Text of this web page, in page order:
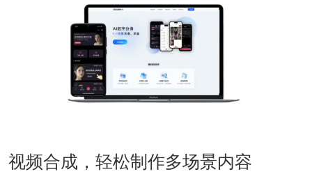
视频合成，轻松制作多场景内容